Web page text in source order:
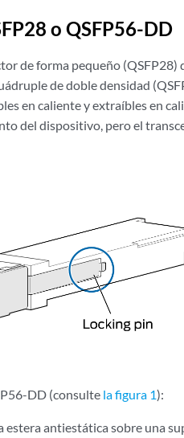
o QSFP56-DD
de forma pequeño (QSFP28)
de doble densidad
en caliente y extraíbles en
del dispositivo, pero el
DD (consulte la figura 1):
antiestática sobre una